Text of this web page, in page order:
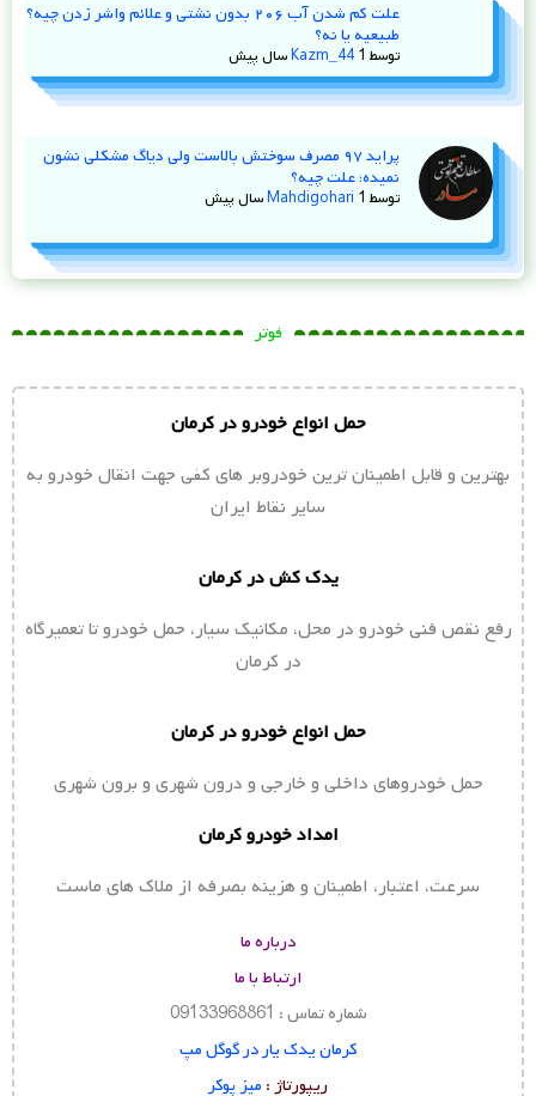
علت کم شدن آب ۲۰۶ بدون نشتی و علائم واشر زدن چیه؟
طبیعیه یا نه؟
توسط Kazm_44 1 سال پیش
پراید ۹۷ مصرف سوختش بالاست ولی دیاگ مشکلی نشون
نمیده؛ علت چیه؟
توسط Mahdigohari 1 سال پیش
فوتر
حمل انواع خودرو در کرمان
بهترین و قابل اطمینان ترین خودروبر های کفی جهت انقال خودرو به
سایر نقاط ایران
یدک کش در کرمان
رفع نقص فنی خودرو در محل، مکانیک سیار، حمل خودرو تا تعمیرگاه
در کرمان
حمل انواع خودرو در کرمان
حمل خودروهای داخلی و خارجی و درون شهری و برون شهری
امداد خودرو کرمان
سرعت، اعتبار، اطمینان و هزینه بصرفه از ملاک های ماست
درباره ما
ارتباط با ما
شماره تماس : 09133968861
کرمان یدک یار در گوگل مپ
ریپورتاژ : میز پوکر